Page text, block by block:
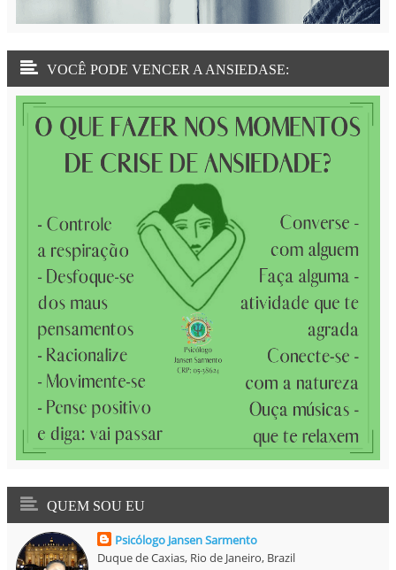
VOCÊ PODE VENCER A ANSIEDASE:
QUEM SOU EU
Psicólogo Jansen Sarmento
Duque de Caxias, Rio de Janeiro, Brazil